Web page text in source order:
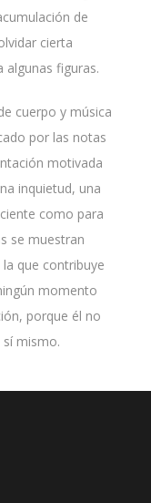
de
cierta
algunas figuras.
cuerpo y música
por las notas
motivada
inquietud, una
como para
se muestran
que contribuye
momento
porque él no
mismo.